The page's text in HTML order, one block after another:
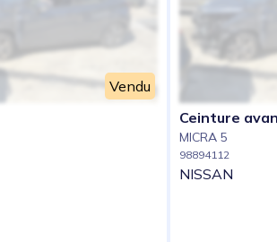
Vendu
Ceinture
MICRA 5
98894112
NISSAN